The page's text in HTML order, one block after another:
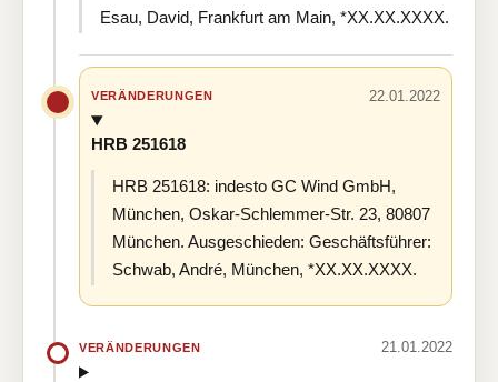
Esau, David, Frankfurt am Main, *XX.XX.XXXX.
VERÄNDERUNGEN 22.01.2022
HRB 251618
HRB 251618: indesto GC Wind GmbH,
München, Oskar-Schlemmer-Str. 23, 80807
München. Ausgeschieden: Geschäftsführer:
Schwab, André, München, *XX.XX.XXXX.
VERÄNDERUNGEN 21.01.2022